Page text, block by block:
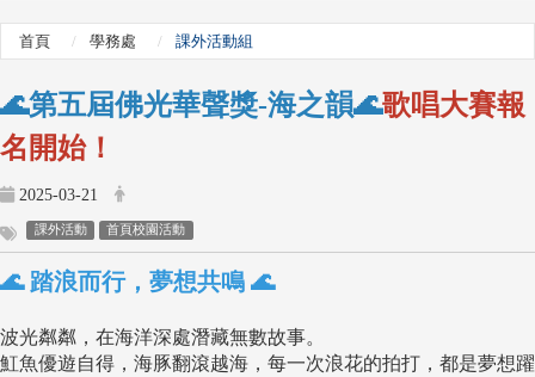
首頁 學務處 課外活動組
🌊第五屆佛光華聲獎-海之韻🌊歌唱大賽報
名開始！
2025-03-21
課外活動 首頁校園活動
🌊 踏浪而行，夢想共鳴 🌊
波光粼粼，在海洋深處潛藏無數故事。
魟魚優遊自得，海豚翻滾越海，每一次浪花的拍打，都是夢想躍